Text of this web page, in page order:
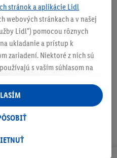
stránok a aplikácie Lidl
webových stránkach a v našej
Lidl") pomocou rôznych
ukladanie a prístup k
zariadení. Niektoré z nich sú
s vaším súhlasom na
služieb Lidl aj mimo nich. Ak
na tieto účely sa spracúvajú
v obchode.
alebo sa prihlásite do svojho